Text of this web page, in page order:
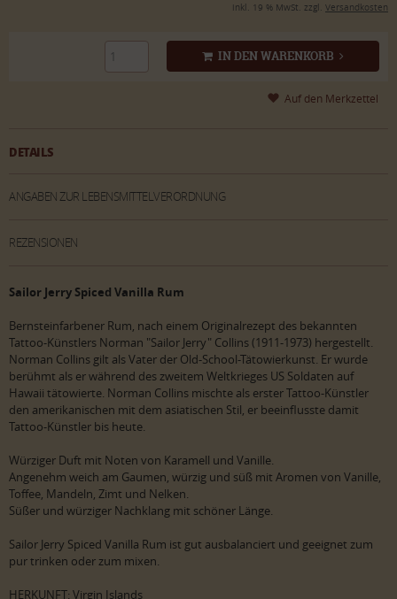
inkl. 19 % MwSt. zzgl. Versandkosten
IN DEN WARENKORB
DETAILS
ANGABEN ZUR LEBENSMITTELVERORDNUNG
REZENSIONEN
Sailor Jerry Spiced Vanilla Rum
Bernsteinfarbener Rum, nach einem Originalrezept des bekannten
Tattoo-Künstlers Norman "Sailor Jerry" Collins (1911-1973) hergestellt.
Norman Collins gilt als Vater der Old-School-Tätowierkunst. Er wurde
berühmt als er während des zweitem Weltkrieges US Soldaten auf
Hawaii tätowierte. Norman Collins mischte als erster Tattoo-Künstler
den amerikanischen mit dem asiatischen Stil, er beeinflusste damit
Tattoo-Künstler bis heute.
Würziger Duft mit Noten von Karamell und Vanille.
Angenehm weich am Gaumen, würzig und süß mit Aromen von Vanille,
Toffee, Mandeln, Zimt und Nelken.
Süßer und würziger Nachklang mit schöner Länge.
Sailor Jerry Spiced Vanilla Rum ist gut ausbalanciert und geeignet zum
pur trinken oder zum mixen.
HERKUNFT: Virgin Islands